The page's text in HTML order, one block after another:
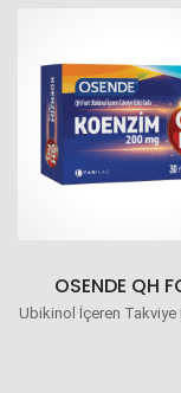
OSENDE QH
Ubikinol İçeren Takviye